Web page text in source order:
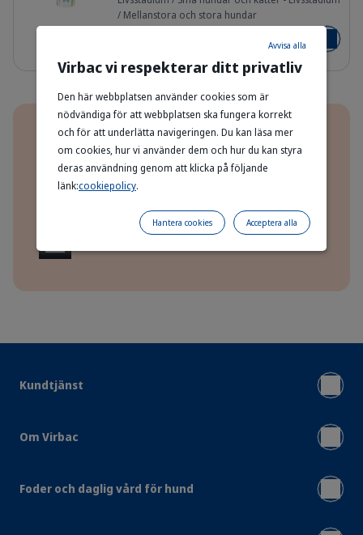
/ Mellanstora och stora hundar
Lägg i
Fördelar
100% nöjdhetsgaranti
Fri frakt vid köp över 599 kr.
Kundtjänst
Om Virbac
Foder och daglig vård för hund
Virbac vi respekterar ditt privatliv
Den här webbplatsen använder cookies som är
nödvändiga för att webbplatsen ska fungera korrekt
och för att underlätta navigeringen. Du kan läsa mer
om cookies, hur vi använder dem och hur du kan styra
deras användning genom att klicka på följande
länk:cookiepolicy.
Avvisa alla
Acceptera alla
Hantera cookies